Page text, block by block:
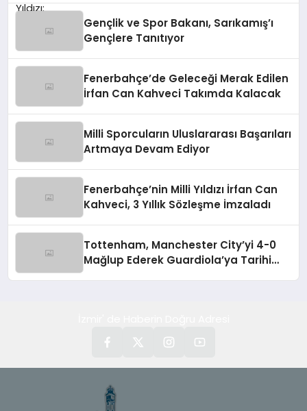
Gençlik ve Spor Bakanı, Sarıkamış’ı
Gençlere Tanıtıyor
Fenerbahçe’de Geleceği Merak Edilen
İrfan Can Kahveci Takımda Kalacak
Milli Sporcuların Uluslararası Başarıları
Artmaya Devam Ediyor
Fenerbahçe’nin Milli Yıldızı İrfan Can
Kahveci, 3 Yıllık Sözleşme İmzaladı
Tottenham, Manchester City’yi 4-0
Mağlup Ederek Guardiola’ya Tarihi